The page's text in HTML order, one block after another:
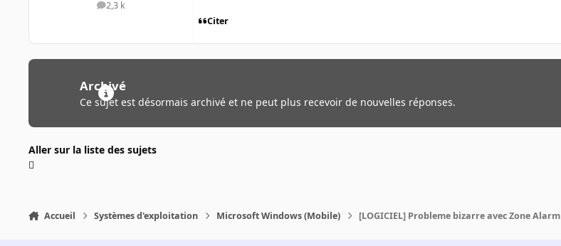
2,3 k
messages
Citer
Archivé
Ce sujet est désormais archivé et ne peut plus recevoir de nouvelles réponses.
Aller sur la liste des sujets
Accueil Systèmes d'exploitation Microsoft Windows (Mobile) [LOGICIEL] Probleme bizarre avec Zone Alarm